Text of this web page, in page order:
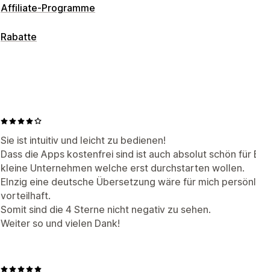
Affiliate-Programme
Provisionsoptionen
Rabatte
Rabatte verwalten
Editor-Tool
Sie ist intuitiv und leicht zu bedienen!
Dass die Apps kostenfrei sind ist auch absolut schön für
kleine Unternehmen welche erst durchstarten wollen.
EInzig eine deutsche Übersetzung wäre für mich
vorteilhaft.
Somit sind die 4 Sterne nicht negativ zu sehen.
Weiter so und vielen Dank!